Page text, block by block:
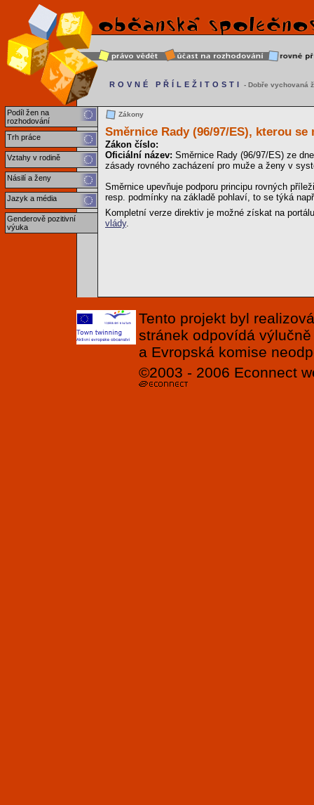
Podíl žen na
rozhodování
Trh práce
Vztahy v rodině
Násilí a ženy
Jazyk a média
Genderově pozitivní
výuka
ROVNÉ PŘÍLEŽITOSTI - Dobře vychovaná
Zákony
Směrnice Rady (96/97/ES), kterou se
Zákon číslo:
Oficiální název: Směrnice Rady (96/97/ES) ze
zásady rovného zacházení pro muže a ženy v
Směrnice upevňuje podporu principu rovných
resp. podmínky na základě pohlaví, to se týká
Kompletní verze direktiv je možné získat na
vlády.
Tento projekt byl
stránek odpovídá
a Evropská komise
©2003 - 2006 Econnect